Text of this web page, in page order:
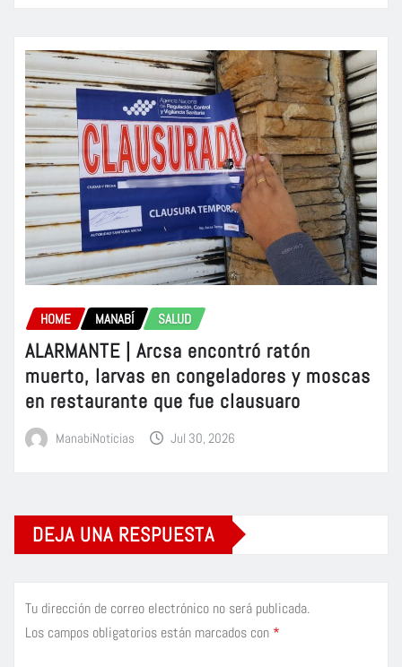
HOME MANABÍ SALUD
ALARMANTE | Arcsa encontró ratón
muerto, larvas en congeladores y moscas
en restaurante que fue clausuaro
ManabiNoticias Jul 30, 2026
DEJA UNA RESPUESTA
Tu dirección de correo electrónico no será publicada.
Los campos obligatorios están marcados con *